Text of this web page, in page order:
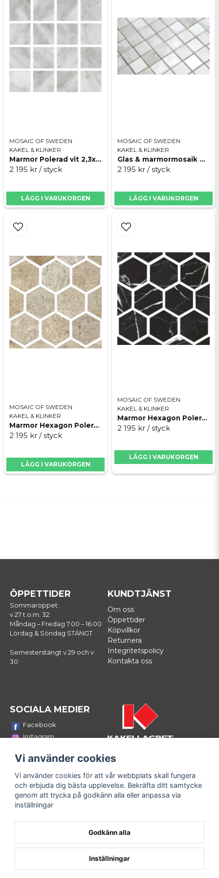
MOSAIC OF SWEDEN
KAKEL & KLINKER
Marmor Polerad vit 2,3x2,3cm
2 195 kr / styck
LÄGG I VARUKORGEN
MOSAIC OF SWEDEN
KAKEL & KLINKER
Glas & marmormosaik Mix Marmor Polerad
2 195 kr / styck
LÄGG I VARUKORGEN
MOSAIC OF SWEDEN
KAKEL & KLINKER
Marmor Hexagon Polerad Beige
2 195 kr / styck
LÄGG I VARUKORGEN
MOSAIC OF SWEDEN
KAKEL & KLINKER
Marmor Hexagon Polerad Svart
2 195 kr / styck
LÄGG I VARUKORGEN
vidhäftning till glaset.
Vi rekommenderar en första rengöring med
Deterdek
från Fila, detta för att ta bort eventuella
fogrester. För underhållsstädning
rekommenderar vi
Fila Cleaner
ÖPPETTIDER
Sommaröppet:
v 27 t.o.m. 32:
Måndag – Fredag 7.00 – 16.00
Lördag & Söndag STÄNGT
Semesterstängt v 29 och v
30
KUNDTJÄNST
Om oss
Öppettider
Köpvillkor
Returnera
Integritetspolicy
Kontakta oss
SOCIALA MEDIER
Facebook
Instagram
LinkedIn
Bli medlem i vårt nyhetsbrev
email
Mejladress
Fyll i din e-mailadress och ta del av våra nyheter och
Vi använder cookies
Vi använder cookies för att vår webbplats skall fungera
och erbjuda dig bästa upplevelse. Bekräfta ditt samtycke
genom att trycka på godkänn alla eller anpassa via
inställningar
Godkänn alla
Inställningar